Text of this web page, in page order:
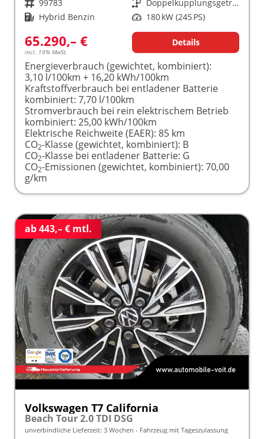
Fahrzeugnr. 99783 Getriebe
Doppelkupplungsgetriebe (DSG)
Kraftstoff Hybrid Benzin Leistung 180 kW (245 PS)
65.290,– €
incl. 19% MwSt.
Details
Energieverbrauch (gewichtet, kombiniert):
3,10 l/100km + 16,20 kWh/100km
Kraftstoffverbrauch bei entladener Batterie
kombiniert: 7,70 l/100km
Stromverbrauch bei rein elektrischem Betrieb
kombiniert: 25,00 kWh/100km
Elektrische Reichweite (EAER): 85 km
CO2-Klasse (gewichtet, kombiniert): B
CO2-Klasse bei entladener Batterie: G
CO2-Emissionen (gewichtet, kombiniert): 70,00
g/km
ab 443,– € mtl.
Volkswagen T7 California
Beach Tour 2.0 TDI DSG
unverbindliche Lieferzeit: 3 Wochen Fahrzeug mit Tageszulassung